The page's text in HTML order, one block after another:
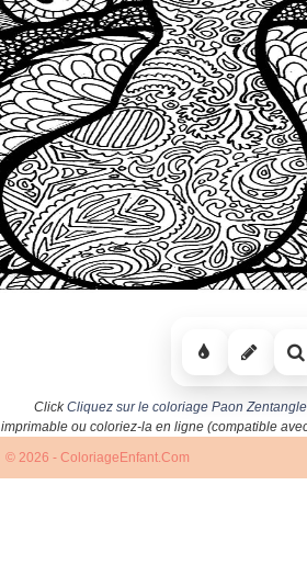
ClickCliquez sur le coloriage Paon Zentangle
imprimable ou coloriez-la en ligne (compatible
© 2026 - ColoriageEnfant.Com